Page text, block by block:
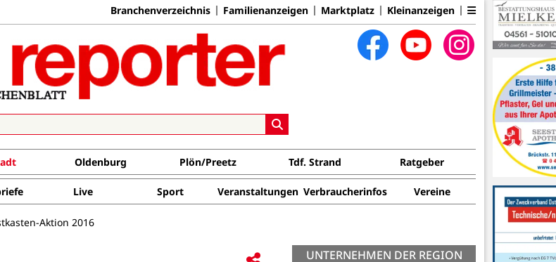
Branchenverzeichnis Familienanzeigen Marktplatz Kleinanzeigen
Oldenburg Plön/Preetz Tdf. Strand Ratgeber
Live Sport Veranstaltungen Verbraucherinfos Vereine
Aktion 2016
UNTERNEHMEN DER REGION